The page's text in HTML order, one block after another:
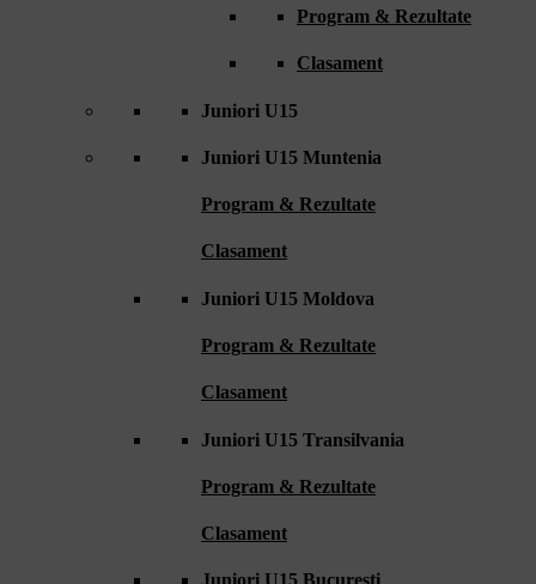
Program & Rezultate
Clasament
Juniori U15
Juniori U15 Muntenia
Program & Rezultate
Clasament
Juniori U15 Moldova
Program & Rezultate
Clasament
Juniori U15 Transilvania
Program & Rezultate
Clasament